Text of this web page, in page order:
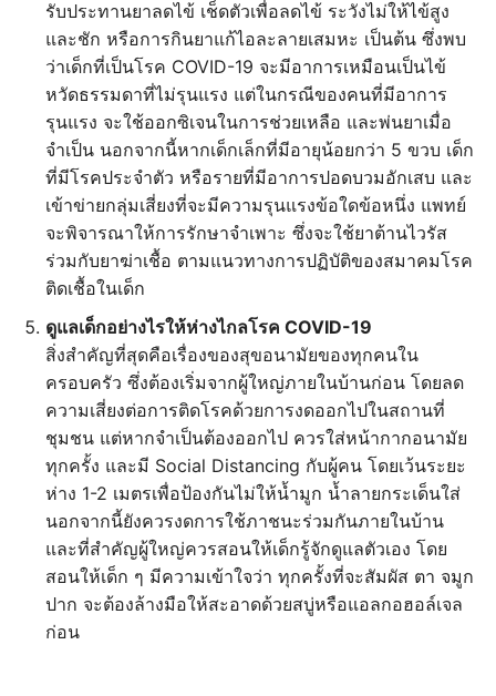
รับประทานยาลดไข้ เช็ดตัวเพื่อลดไข้ ระวังไม่ให้ไข้สูง
และชัก หรือการกินยาแก้ไอละลายเสมหะ เป็นต้น ซึ่งพบ
ว่าเด็กที่เป็นโรค COVID-19 จะมีอาการเหมือนเป็นไข้
หวัดธรรมดาที่ไม่รุนแรง แต่ในกรณีของคนที่มีอาการ
รุนแรง จะใช้ออกซิเจนในการช่วยเหลือ และพ่นยาเมื่อ
จำเป็น นอกจากนี้หากเด็กเล็กที่มีอายุน้อยกว่า 5 ขวบ เด็ก
ที่มีโรคประจำตัว หรือรายที่มีอาการปอดบวมอักเสบ และ
เข้าข่ายกลุ่มเสี่ยงที่จะมีความรุนแรงข้อใดข้อหนึ่ง แพทย์
จะพิจารณาให้การรักษาจำเพาะ ซึ่งจะใช้ยาต้านไวรัส
ร่วมกับยาฆ่าเชื้อ ตามแนวทางการปฏิบัติของสมาคมโรค
ติดเชื้อในเด็ก
ดูแลเด็กอย่างไรให้ห่างไกลโรค COVID-19
สิ่งสำคัญที่สุดคือเรื่องของสุขอนามัยของทุกคนใน
ครอบครัว ซึ่งต้องเริ่มจากผู้ใหญ่ภายในบ้านก่อน โดยลด
ความเสี่ยงต่อการติดโรคด้วยการงดออกไปในสถานที่
ชุมชน แต่หากจำเป็นต้องออกไป ควรใส่หน้ากากอนามัย
ทุกครั้ง และมี Social Distancing กับผู้คน โดยเว้นระยะ
ห่าง 1-2 เมตรเพื่อป้องกันไม่ให้น้ำมูก น้ำลายกระเด็นใส่
นอกจากนี้ยังควรงดการใช้ภาชนะร่วมกันภายในบ้าน
และที่สำคัญผู้ใหญ่ควรสอนให้เด็กรู้จักดูแลตัวเอง โดย
สอนให้เด็ก ๆ มีความเข้าใจว่า ทุกครั้งที่จะสัมผัส ตา จมูก
ปาก จะต้องล้างมือให้สะอาดด้วยสบู่หรือแอลกอฮอล์เจล
ก่อน